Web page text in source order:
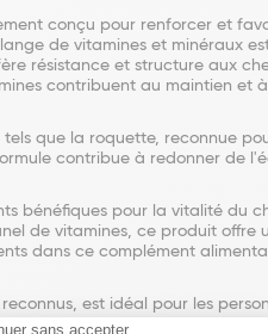
conçu pour renforcer et
de vitamines et minéraux
résistance et structure aux
contribuent au maintien
tels que la roquette,
contribue à redonner
bénéfiques pour la vitalité du
de vitamines, ce produit
dans ce complément
est idéal pour les
et en pleine santé, tout